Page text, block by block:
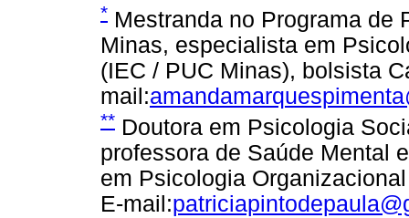
* Mestranda no Programa de
Minas, especialista em
(IEC / PUC Minas), bolsista
mail:
** Doutora em Psicologia
professora de Saúde Mental
em Psicologia
E-mail: